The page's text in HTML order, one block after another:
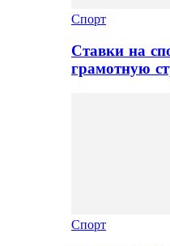
Спорт
Ставки на
грамотную
Спорт